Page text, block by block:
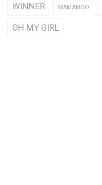
WINNER MAMAMOO
OH MY GIRL